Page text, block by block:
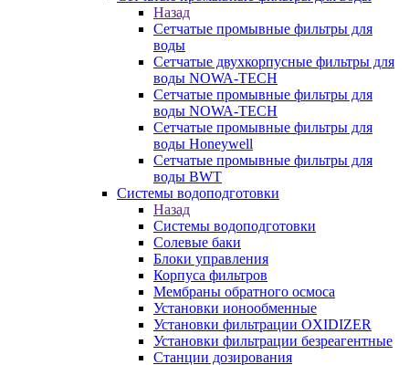
Назад
Сетчатые промывные фильтры для
воды
Сетчатые двухкорпусные фильтры для
воды NOWA-TECH
Сетчатые промывные фильтры для
воды NOWA-TECH
Сетчатые промывные фильтры для
воды Honeywell
Сетчатые промывные фильтры для
воды BWT
Системы водоподготовки
Назад
Системы водоподготовки
Солевые баки
Блоки управления
Корпуса фильтров
Мембраны обратного осмоса
Установки ионообменные
Установки фильтрации OXIDIZER
Установки фильтрации безреагентные
Станции дозирования